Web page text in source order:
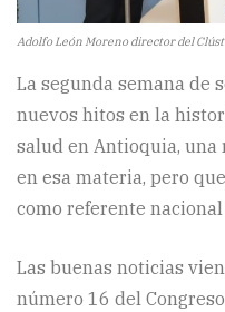
Adolfo León Moreno director del
La segunda semana de
nuevos hitos en la
salud en Antioquia,
en esa materia, pero
como referente
Las buenas noticias
número 16 del